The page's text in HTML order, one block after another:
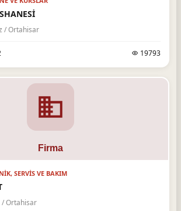
/ Ortahisar
19793
SERVIS VE BAKIM
/ Ortahisar